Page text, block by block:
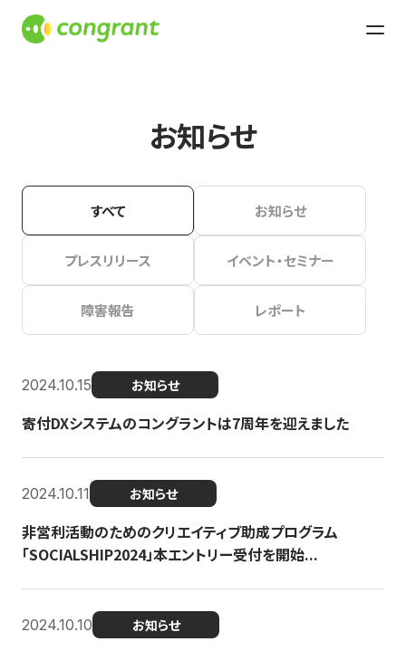
お知らせ
すべて お知らせ
プレスリリース イベント・セミナー
障害報告 レポート
2024.10.15 お知らせ
寄付DXシステムのコングラントは7周年を迎えました
2024.10.11 お知らせ
非営利活動のためのクリエイティブ助成プログラム
「SOCIALSHIP2024」本エントリー受付を開始...
2024.10.10 お知らせ